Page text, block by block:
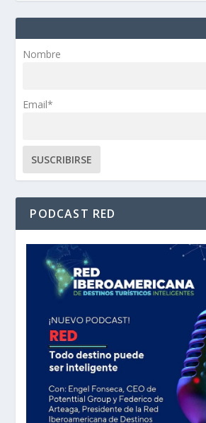
Nombre
Email*
PODCAST RED